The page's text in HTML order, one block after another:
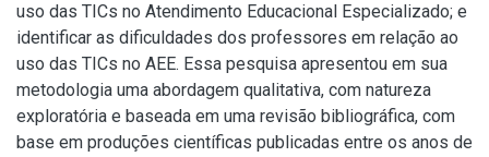
uso das TICs no Atendimento Educacional Especializado; e
identificar as dificuldades dos professores em relação ao
uso das TICs no AEE. Essa pesquisa apresentou em sua
metodologia uma abordagem qualitativa, com natureza
exploratória e baseada em uma revisão bibliográfica, com
base em produções científicas publicadas entre os anos de